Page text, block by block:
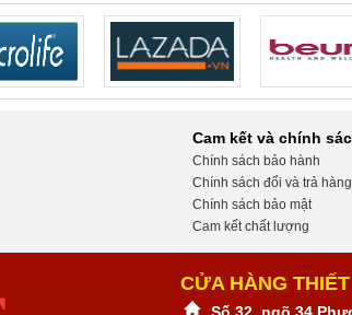
Cam kết và chính
Chính sách bảo hành
Chính sách đổi và trả hàng
Chính sách bảo mật
Cam kết chất lượng
CỬA HÀNG